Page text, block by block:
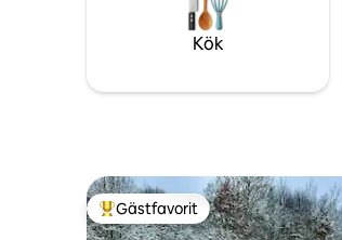
Kök
Populär gästfavorit
Gästfavorit